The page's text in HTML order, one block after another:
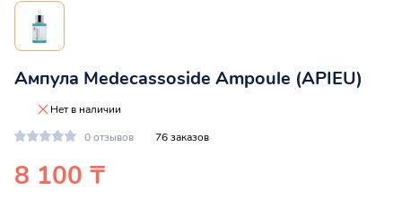
Ампула Medecassoside Ampoule (APIEU)
Нет в наличии
0 отзывов
76 заказов
8 100 ₸